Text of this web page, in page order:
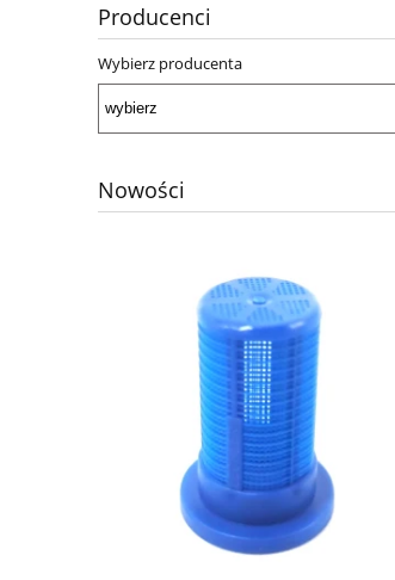
Producenci
Wybierz producenta
Nowości